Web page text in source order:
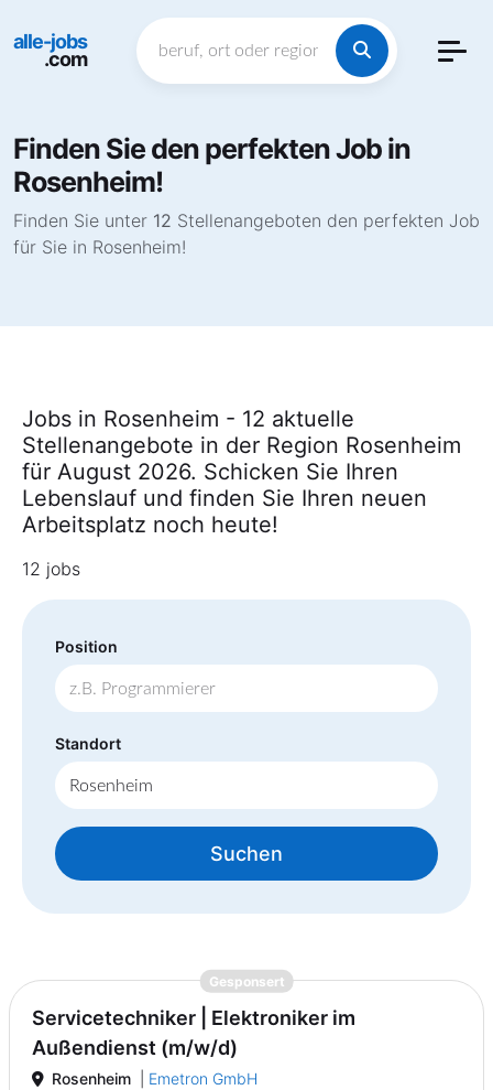
alle-jobs
.com
Finden Sie den perfekten Job in
Rosenheim!
Finden Sie unter 12 Stellenangeboten den perfekten Job
für Sie in Rosenheim!
Jobs in Rosenheim - 12 aktuelle
Stellenangebote in der Region Rosenheim
für August 2026. Schicken Sie Ihren
Lebenslauf und finden Sie Ihren neuen
Arbeitsplatz noch heute!
12 jobs
Position
Standort
Suchen
Gesponsert{prompt.job}
Servicetechniker | Elektroniker im
Außendienst (m/w/d)
Rosenheim Emetron GmbH